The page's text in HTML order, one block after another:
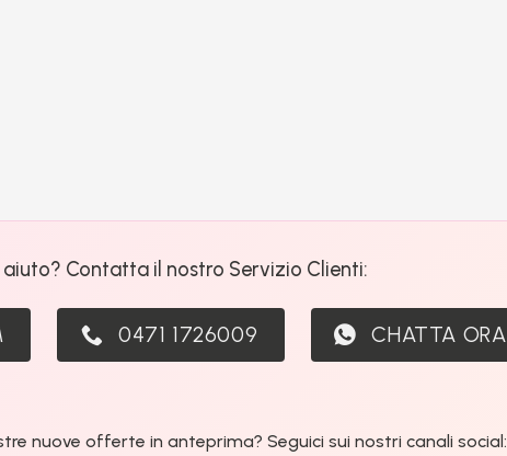
aiuto? Contatta il nostro Servizio Clienti:
0471 1726009 CHATTA ORA
nuove offerte in anteprima? Seguici sui nostri canali social: